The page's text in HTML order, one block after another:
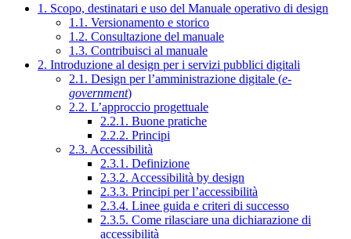
1. Scopo, destinatari e uso del Manuale operativo di design
1.1. Versionamento e storico
1.2. Consultazione del manuale
1.3. Contribuisci al manuale
2. Introduzione al design per i servizi pubblici digitali
2.1. Design per l’amministrazione digitale (e-
government)
2.2. L’approccio progettuale
2.2.1. Buone pratiche
2.2.2. Principi
2.3. Accessibilità
2.3.1. Definizione
2.3.2. Accessibilità by design
2.3.3. Principi per l’accessibilità
2.3.4. Linee guida e criteri di successo
2.3.5. Come rilasciare una dichiarazione di
accessibilità